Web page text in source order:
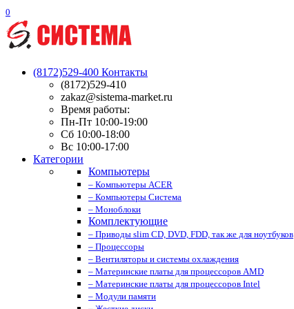
0
(8172)529-400 Контакты
(8172)529-410
zakaz@sistema-market.ru
Время работы:
Пн-Пт 10:00-19:00
Сб 10:00-18:00
Вс 10:00-17:00
Категории
Компьютеры
– Компьютеры ACER
– Компьютеры Система
– Моноблоки
Комплектующие
– Приводы slim CD, DVD, FDD, так же для ноутбуков
– Процессоры
– Вентиляторы и системы охлаждения
– Материнские платы для процессоров AMD
– Материнские платы для процессоров Intel
– Модули памяти